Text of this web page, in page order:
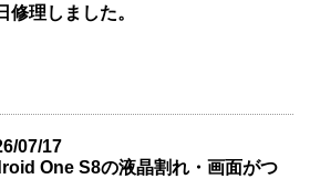
修理しました。
07/17
One S8の液晶割れ・画面がつ